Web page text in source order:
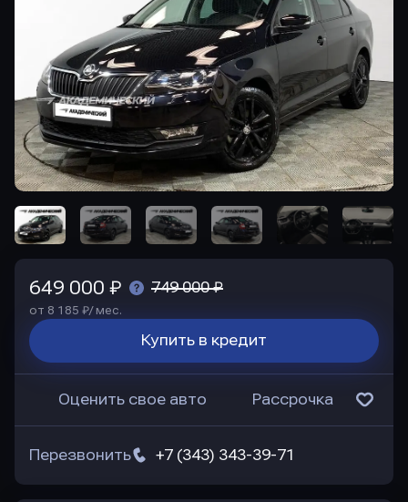
649 000 ₽ 749 000 ₽
от 8 185 ₽/ мес.
Купить в кредит
Оценить свое авто Рассрочка
+7 (343) 343-39-71
Перезвонить